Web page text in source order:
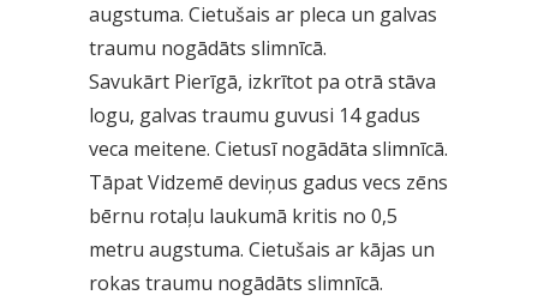
augstuma. Cietušais ar pleca un galvas
traumu nogādāts slimnīcā.
Savukārt Pierīgā, izkrītot pa otrā stāva
logu, galvas traumu guvusi 14 gadus
veca meitene. Cietusī nogādāta slimnīcā.
Tāpat Vidzemē deviņus gadus vecs zēns
bērnu rotaļu laukumā kritis no 0,5
metru augstuma. Cietušais ar kājas un
rokas traumu nogādāts slimnīcā.